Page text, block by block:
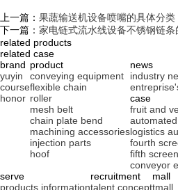
上一篇： 果蔬输送机设备喷嘴的具体分类
下一篇： 家电链式流水线设备不锈钢链条
related products
related case
brand
yuyin
course
honor
product
conveying equipment
flexible chain
roller
mesh belt
chain plate bend
machining accessories
injection parts
hoof
news
industry
case
fruit and
logistics
fourth
fifth screen
conveyor
serve
products information
recruitment
talent concept
mall
tmall